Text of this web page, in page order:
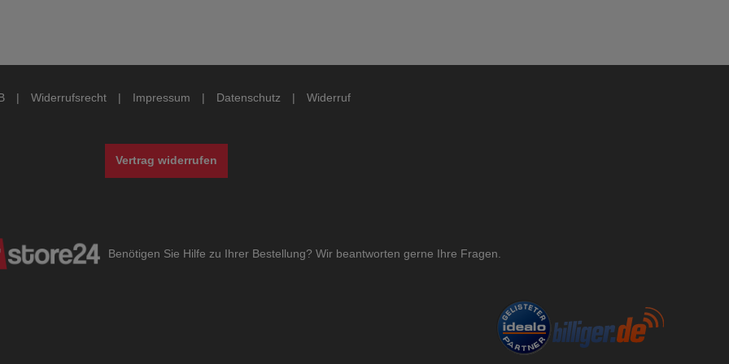
| Widerrufsrecht | Impressum | Datenschutz | Widerruf
Vertrag widerrufen
Benötigen Sie Hilfe zu Ihrer Bestellung? Wir beantworten gerne Ihre Fragen.